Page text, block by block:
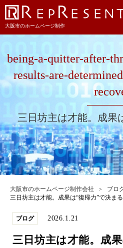
大阪市のホームページ制作
being-a-quitter-after-
results-are-
三日坊主は才能。成果
大阪市のホームページ制作会社
ブロ
三日坊主は才能。成果は“復帰力”で決まる
ブログ 2026.1.21
三日坊主は才能。成